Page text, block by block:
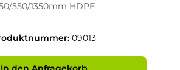
550/1350mm HDPE
09013